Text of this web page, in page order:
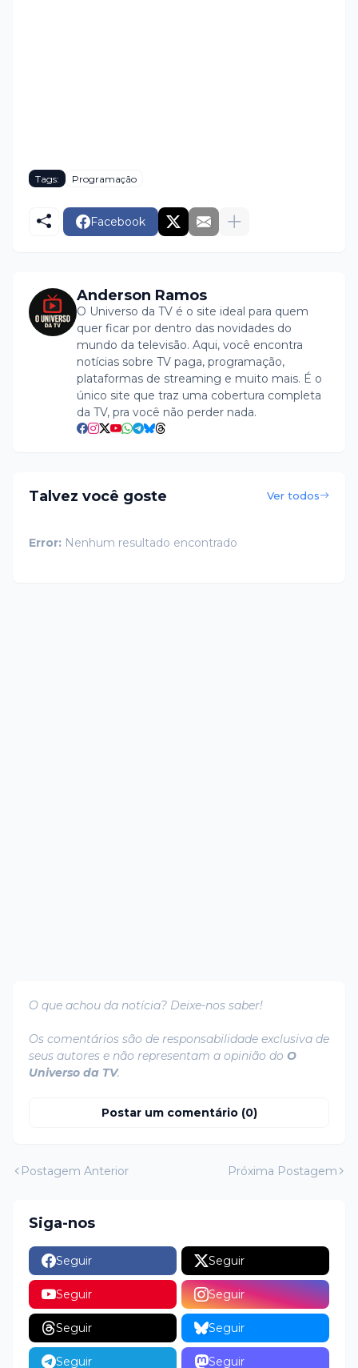
Tags: Programação
Facebook
Anderson Ramos
O Universo da TV é o site ideal para quem
quer ficar por dentro das novidades do
mundo da televisão. Aqui, você encontra
notícias sobre TV paga, programação,
plataformas de streaming e muito mais. É o
único site que traz uma cobertura completa
da TV, pra você não perder nada.
Talvez você goste Ver todos
Error: Nenhum resultado encontrado
O que achou da notícia? Deixe-nos saber!
Os comentários são de responsabilidade exclusiva de
seus autores e não representam a opinião do O
Universo da TV.
Postar um comentário (0)
Postagem Anterior Próxima Postagem
Siga-nos
Seguir Seguir
Seguir Seguir
Seguir Seguir
Seguir Seguir